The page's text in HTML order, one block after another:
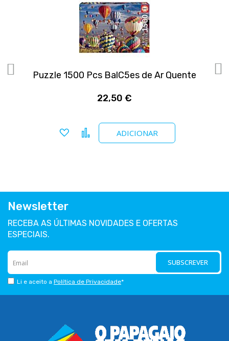
Puzzle 1500 Pcs BalC5es de Ar Quente
22,50 €
ADICIONAR
Adicionar a favoritos
Comparar
Newsletter
RECEBA AS ÚLTIMAS NOVIDADES E OFERTAS
ESPECIAIS.
SUBSCREVER
Li e aceito a Política de Privacidade*